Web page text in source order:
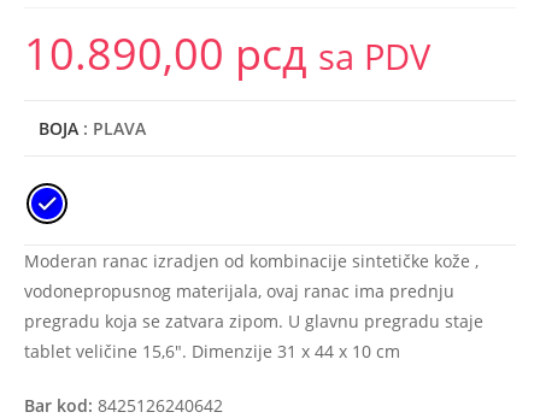
10.890,00 рсд sa PDV
BOJA : PLAVA
Moderan ranac izradjen od kombinacije sintetičke kože ,
vodonepropusnog materijala, ovaj ranac ima prednju
pregradu koja se zatvara zipom. U glavnu pregradu staje
tablet veličine 15,6″. Dimenzije 31 x 44 x 10 cm
Bar kod: 8425126240642